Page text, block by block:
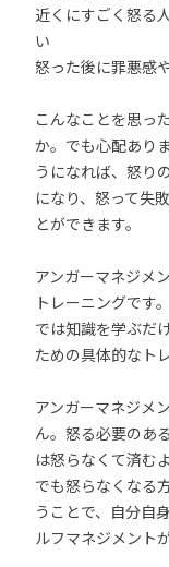
近くにすごく怒る
い
怒った後に罪悪感
こんなことを思っ
か。でも心配あり
うになれば、怒り
になり、怒って失
とができます。
アンガーマネジメ
トレーニングです
では知識を学ぶだ
ための具体的なト
アンガーマネジメ
ん。怒る必要のあ
は怒らなくて済む
でも怒らなくなる
うことで、自分自
ルフマネジメント